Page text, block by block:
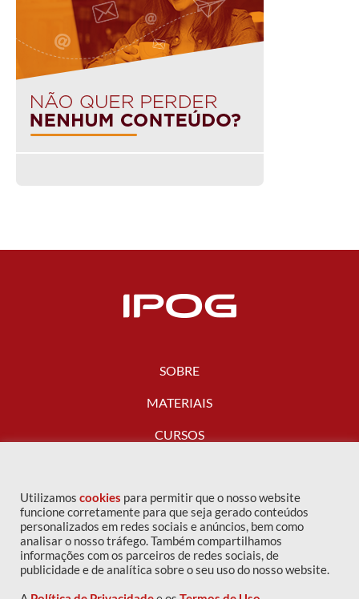
SOBRE
MATERIAIS
CURSOS
FALE CONOSCO
Utilizamos cookies para permitir que o nosso website
funcione corretamente para que seja gerado conteúdos
personalizados em redes sociais e anúncios, bem como
analisar o nosso tráfego. Também compartilhamos
informações com os parceiros de redes sociais, de
publicidade e de analítica sobre o seu uso do nosso website.